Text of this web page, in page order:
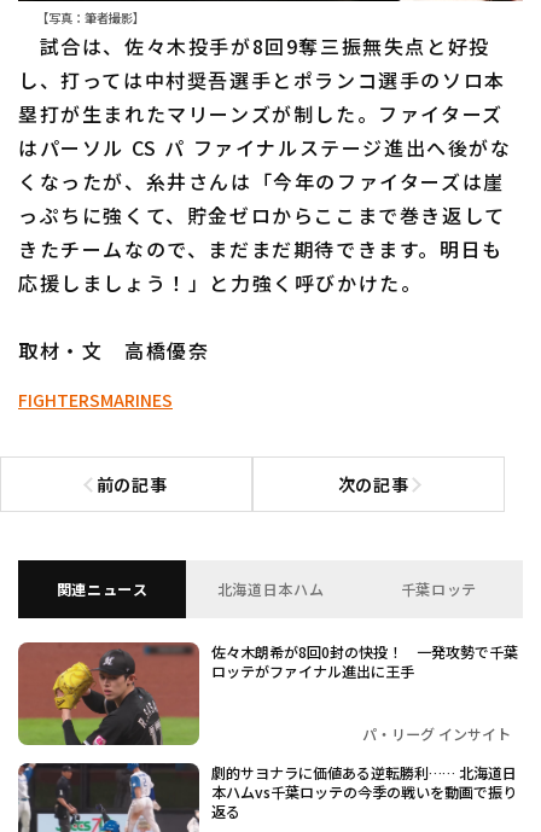
【写真：筆者撮影】
試合は、佐々木投手が8回9奪三振無失点と好投
し、打っては中村奨吾選手とポランコ選手のソロ本
塁打が生まれたマリーンズが制した。ファイターズ
はパーソル CS パ ファイナルステージ進出へ後がな
くなったが、糸井さんは「今年のファイターズは崖
っぷちに強くて、貯金ゼロからここまで巻き返して
きたチームなので、まだまだ期待できます。明日も
応援しましょう！」と力強く呼びかけた。
取材・文 高橋優奈
FIGHTERSMARINES
前の記事
前の記事へ 次の記事次の記事へ
関連ニュース 北海道日本ハム 千葉ロッテ
佐々木朗希が8回0封の快投！ 一発攻勢で千葉
ロッテがファイナル進出に王手
パ・リーグ インサイト
劇的サヨナラに価値ある逆転勝利…… 北海道日
本ハムvs千葉ロッテの今季の戦いを動画で振り
返る